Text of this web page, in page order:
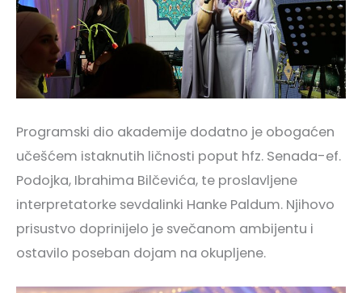
Programski dio akademije dodatno je obogaćen
učešćem istaknutih ličnosti poput hfz. Senada-ef.
Podojka, Ibrahima Bilčevića, te proslavljene
interpretatorke sevdalinki Hanke Paldum. Njihovo
prisustvo doprinijelo je svečanom ambijentu i
ostavilo poseban dojam na okupljene.